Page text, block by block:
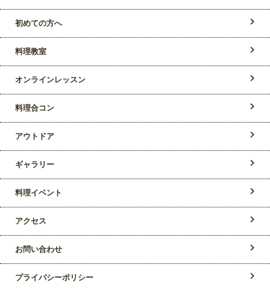
初めての方へ
料理教室
オンラインレッスン
料理合コン
アウトドア
ギャラリー
料理イベント
アクセス
お問い合わせ
プライバシーポリシー